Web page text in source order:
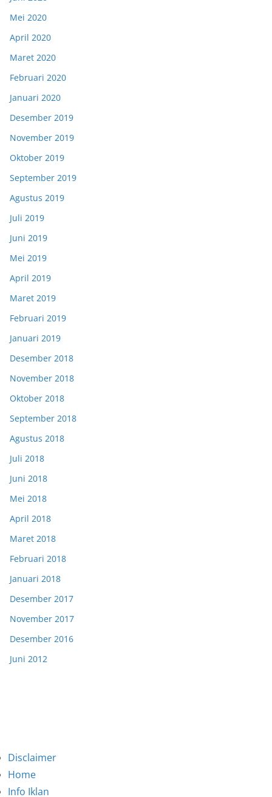
Mei 2020
April 2020
Maret 2020
Februari 2020
Januari 2020
Desember 2019
November 2019
Oktober 2019
September 2019
Agustus 2019
Juli 2019
Juni 2019
Mei 2019
April 2019
Maret 2019
Februari 2019
Januari 2019
Desember 2018
November 2018
Oktober 2018
September 2018
Agustus 2018
Juli 2018
Juni 2018
Mei 2018
April 2018
Maret 2018
Februari 2018
Januari 2018
Desember 2017
November 2017
Desember 2016
Juni 2012
Disclaimer
Home
Info Iklan